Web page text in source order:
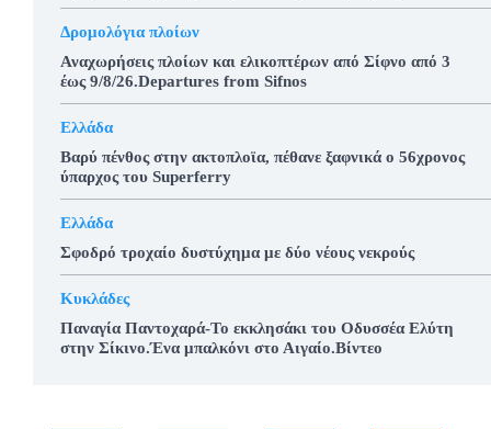
Δρομολόγια πλοίων
Αναχωρήσεις πλοίων και ελικοπτέρων από Σίφνο από 3
έως 9/8/26.Departures from Sifnos
Ελλάδα
Βαρύ πένθος στην ακτοπλοϊα, πέθανε ξαφνικά ο 56χρονος
ύπαρχος του Superferry
Ελλάδα
Σφοδρό τροχαίο δυστύχημα με δύο νέους νεκρούς
Κυκλάδες
Παναγία Παντοχαρά-Το εκκλησάκι του Οδυσσέα Ελύτη
στην Σίκινο.Ένα μπαλκόνι στο Αιγαίο.Βίντεο